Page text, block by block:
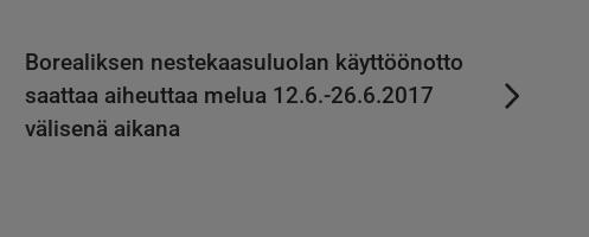
Borealiksen nestekaasuluolan käyttöönotto
saattaa aiheuttaa melua 12.6.-26.6.2017
välisenä aikana